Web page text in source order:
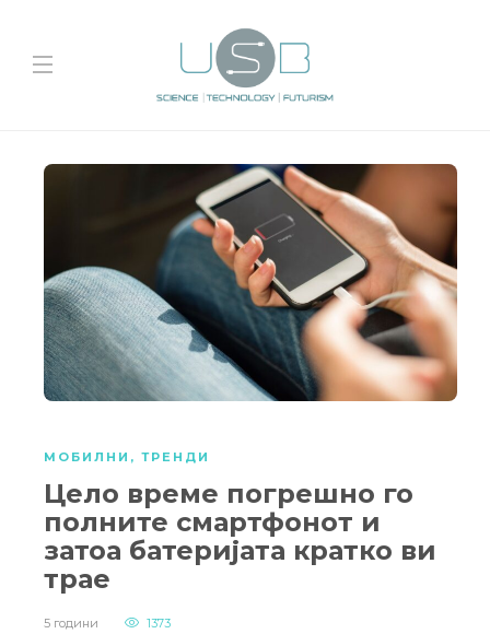
МОБИЛНИ , ТРЕНДИ
Цело време погрешно го
полните смартфонот и
затоа батеријата кратко ви
трае
5 години 1373